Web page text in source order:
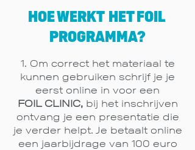
HOE WERKT HETFOIL
PROGRAMMA?
Om correct het materiaal te
kunnen gebruiken schrijf je je
eerst online in voor een
FOIL CLINIC, bij het inschrijven
ontvang je een presentatie die
je verder helpt. Je betaaltonline
een jaarbijdrage van 100 euro